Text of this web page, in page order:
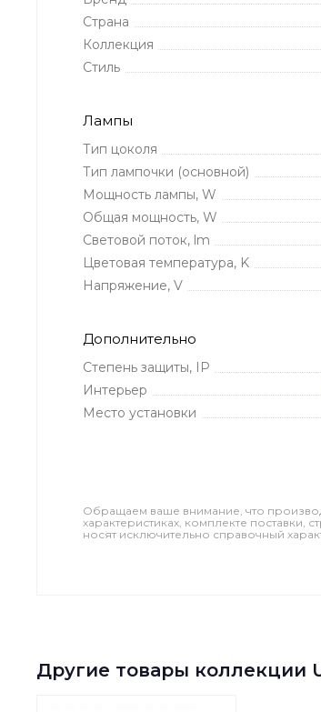
Страна
Коллекция
Стиль
Лампы
Тип цоколя
Тип лампочки (основной)
Мощность лампы, W
Общая мощность, W
Световой поток, lm
Цветовая температура, K
Напряжение, V
Дополнительно
Степень защиты, IP
Интерьер
Место установки
Обращаем ваше внимание, что
характеристиках, комплекте поставки,
носят исключительно справочный
Другие товары коллекции